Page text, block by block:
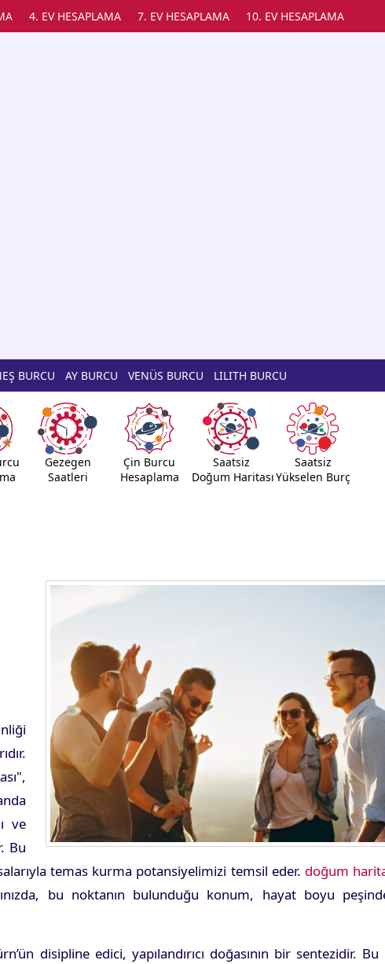
4. EV HESAPLAMA 7. EV HESAPLAMA 10. EV HESAPLAMA
BURCU AY BURCU VENÜS BURCU LILITH BURCU
Gezegen
Saatleri
Çin Burcu
Hesaplama
Saatsiz
Doğum Haritası
Saatsiz
Yükselen Burç
ve
Bu
temas kurma potansiyelimizi temsil eder. doğum
bu noktanın bulunduğu konum, hayat boyu
disipline edici, yapılandırıcı doğasının bir sentezidir. Bu